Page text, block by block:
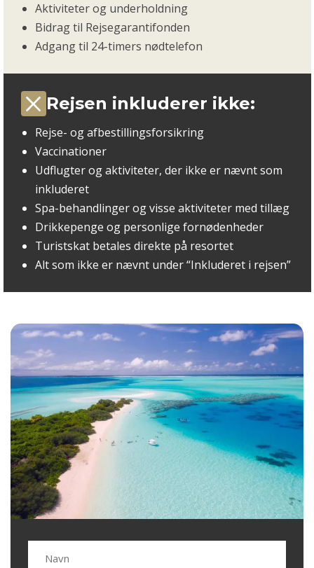
Aktiviteter og underholdning
Bidrag til Rejsegarantifonden
Adgang til 24-timers nødtelefon
Rejsen inkluderer ikke:
Rejse- og afbestillingsforsikring
Vaccinationer
Udflugter og aktiviteter, der ikke er nævnt som
inkluderet
Spa-behandlinger og visse aktiviteter med tillæg
Drikkepenge og personlige fornødenheder
Turistskat betales direkte på resortet
Alt som ikke er nævnt under “Inkluderet i rejsen”